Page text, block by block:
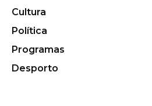
Cultura
Política
Programas
Desporto